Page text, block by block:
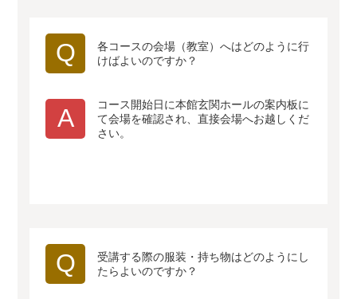
Q
各コースの会場（教室）へはどのように行
けばよいのですか？
A
コース開始日に本館玄関ホールの案内板に
て会場を確認され、直接会場へお越しくだ
さい。
Q
受講する際の服装・持ち物はどのようにし
たらよいのですか？